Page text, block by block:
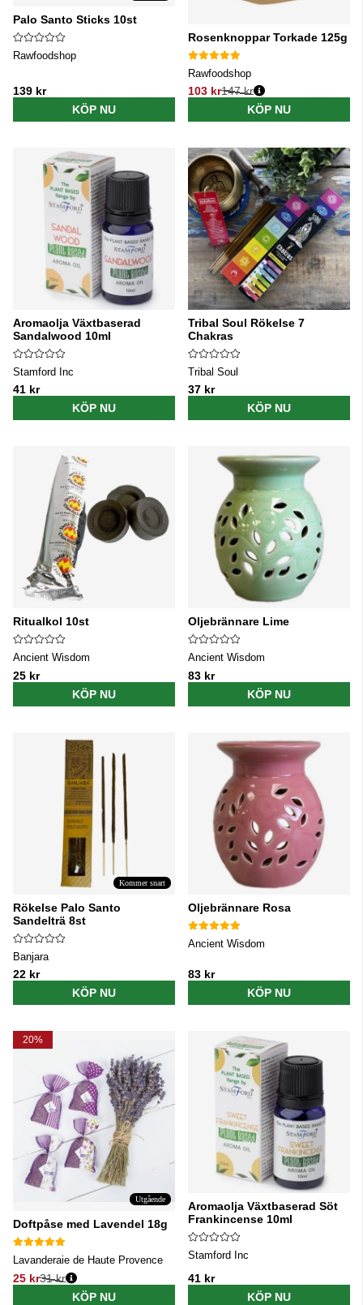
Palo Santo Sticks 10st
Rawfoodshop
139 kr
KÖP NU
Rosenknoppar Torkade 125g
Rawfoodshop
103 kr
Ordinarie pris:
147 kr
KÖP NU
Aromaolja Växtbaserad
Sandalwood 10ml
Stamford Inc
41 kr
KÖP NU
Tribal Soul Rökelse 7
Chakras
Tribal Soul
37 kr
KÖP NU
Ritualkol 10st
Ancient Wisdom
25 kr
KÖP NU
Oljebrännare Lime
Ancient Wisdom
83 kr
KÖP NU
Kommer snart
Rökelse Palo Santo
Sandelträ 8st
Banjara
22 kr
KÖP NU
Oljebrännare Rosa
Ancient Wisdom
83 kr
KÖP NU
20%
Utgående
Doftpåse med Lavendel 18g
Lavanderaie de Haute Provence
25 kr
Ordinarie pris:
31 kr
KÖP NU
Aromaolja Växtbaserad Söt
Frankincense 10ml
Stamford Inc
41 kr
KÖP NU